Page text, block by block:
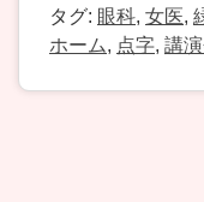
タグ: 眼科, 女医,
ホーム, 点字, 講